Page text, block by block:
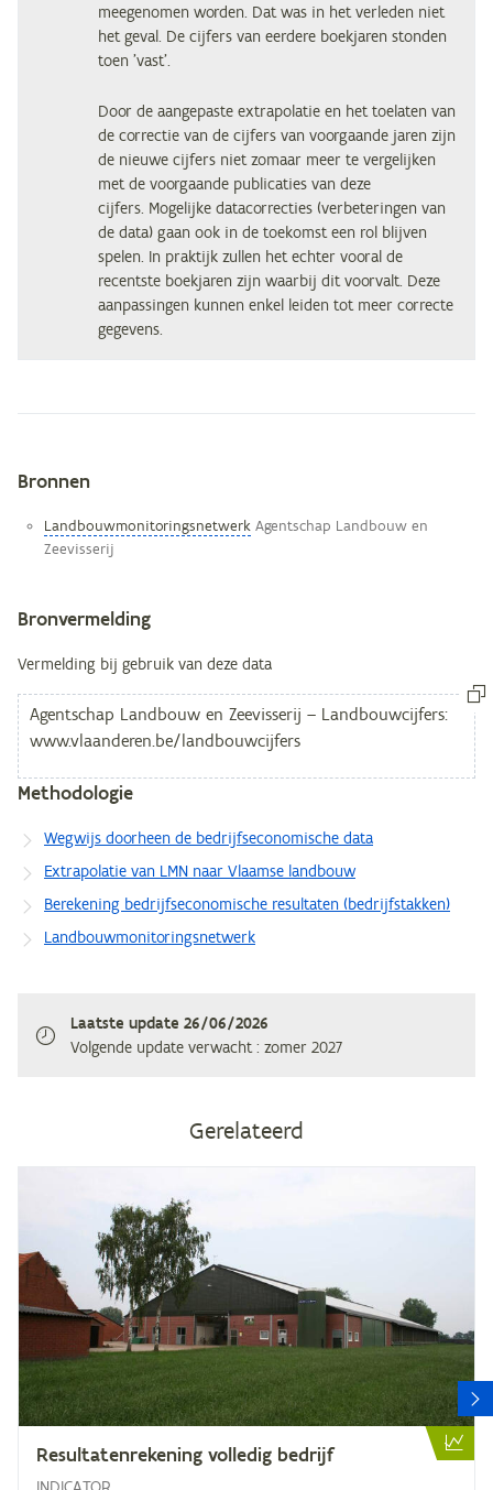
meegenomen worden. Dat was in het verleden niet
het geval. De cijfers van eerdere boekjaren stonden
toen 'vast'.
Door de aangepaste extrapolatie en het toelaten van
de correctie van de cijfers van voorgaande jaren zijn
de nieuwe cijfers niet zomaar meer te vergelijken
met de voorgaande publicaties van deze
cijfers. Mogelijke datacorrecties (verbeteringen van
de data) gaan ook in de toekomst een rol blijven
spelen. In praktijk zullen het echter vooral de
recentste boekjaren zijn waarbij dit voorvalt. Deze
aanpassingen kunnen enkel leiden tot meer correcte
gegevens.
Metagegevens
Bronnen
Landbouwmonitoringsnetwerk Agentschap Landbouw en
Zeevisserij
Bronvermelding
Vermelding bij gebruik van deze data
Methodologie
Wegwijs doorheen de bedrijfseconomische data
Extrapolatie van LMN naar Vlaamse landbouw
Berekening bedrijfseconomische resultaten (bedrijfstakken)
Landbouwmonitoringsnetwerk
Laatste update 26/06/2026
Volgende update verwacht: zomer 2027
Gerelateerd
Re­sul­ta­ten­re­ke­ning vol­le­dig bedrijf